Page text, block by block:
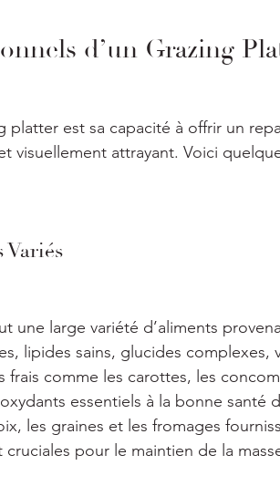
d’un Grazing
platter est sa capacité à offrir un
visuellement attrayant. Voici
Variés
une large variété d’aliments
lipides sains, glucides complexes,
frais comme les carottes, les
essentiels à la bonne santé
les graines et les fromages
pour le maintien de la